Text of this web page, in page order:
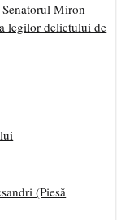
Miron
legilor delictului de
(Piesă